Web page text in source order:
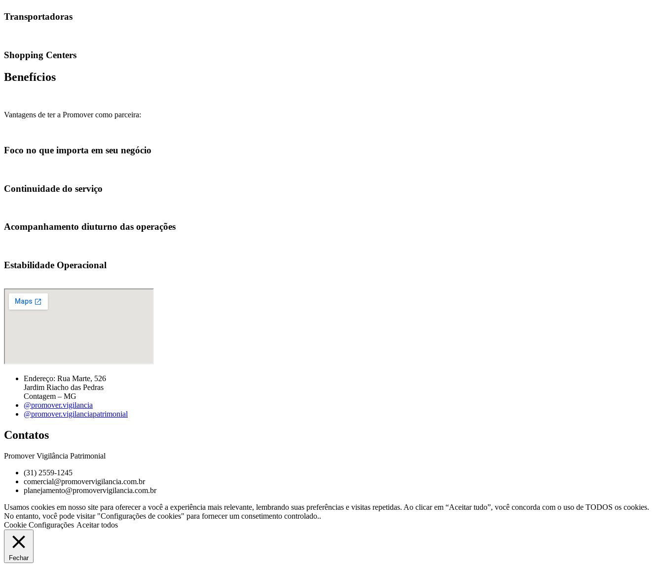
Transportadoras
Shopping Centers
Benefícios
Vantagens de ter a Promover como parceira:
Foco no que importa em seu negócio
Continuidade do serviço
Acompanhamento diuturno das operações
Estabilidade Operacional
Endereço: Rua Marte, 526
Jardim Riacho das Pedras
Contagem – MG
@promover.vigilancia
@promover.vigilanciapatrimonial
Contatos
Promover Vigilância Patrimonial
(31) 2559-1245
comercial@promovervigilancia.com.br
planejamento@promovervigilancia.com.br
Usamos cookies em nosso site para oferecer a você a experiência mais relevante, lembrando suas preferências e visitas repetidas. Ao clicar em “Aceitar tudo”, você concorda com o uso de TODOS os cookies.
No entanto, você pode visitar "Configurações de cookies" para fornecer um consetimento controlado..
Cookie Configurações Aceitar todos
Fechar